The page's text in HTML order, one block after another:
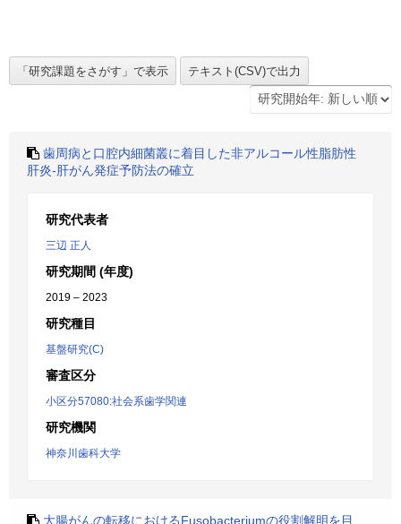
歯周病と口腔内細菌叢に着目した非アルコール性脂肪性
肝炎-肝がん発症予防法の確立
研究代表者
三辺 正人
研究期間 (年度)
2019 – 2023
研究種目
基盤研究(C)
審査区分
小区分57080:社会系歯学関連
研究機関
神奈川歯科大学
大腸がんの転移におけるFusobacteriumの役割解明を目